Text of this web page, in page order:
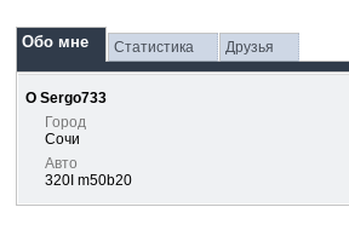
Обо мне Статистика Друзья
О Sergo733
Город
Сочи
Авто
320I m50b20